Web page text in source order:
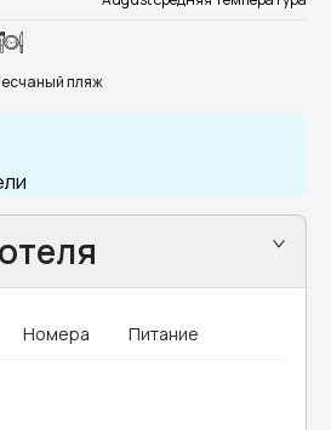
пляж
Номера Питание